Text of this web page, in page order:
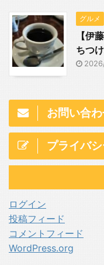
グルメ
【伊
ちつ
お問い合
プライバ
ログイン
投稿フィード
コメントフィード
WordPress.org